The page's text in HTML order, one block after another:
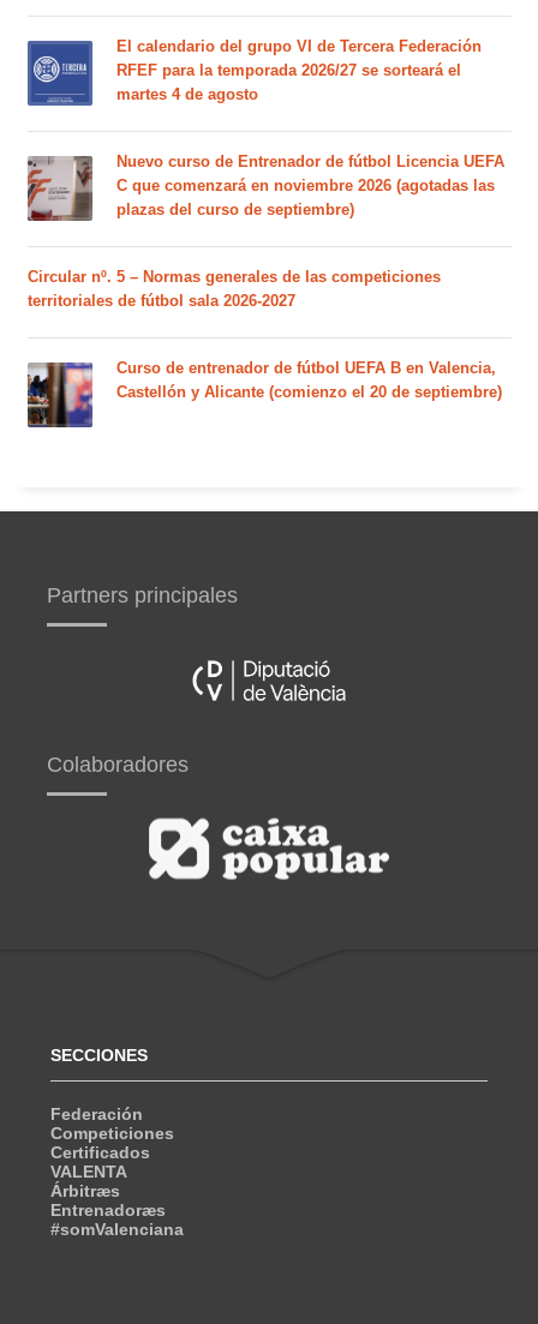
El calendario del grupo VI de Tercera Federación
RFEF para la temporada 2026/27 se sorteará el
martes 4 de agosto
Nuevo curso de Entrenador de fútbol Licencia UEFA
C que comenzará en noviembre 2026 (agotadas las
plazas del curso de septiembre)
Circular nº. 5 – Normas generales de las competiciones
territoriales de fútbol sala 2026-2027
Curso de entrenador de fútbol UEFA B en Valencia,
Castellón y Alicante (comienzo el 20 de septiembre)
Partners principales
Colaboradores
SECCIONES
Federación
Competiciones
Certificados
VALENTA
Árbitræs
Entrenadoræs
#somValenciana